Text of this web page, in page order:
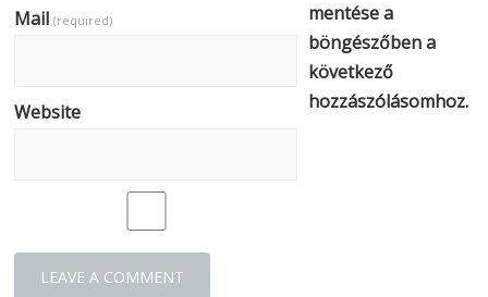
Mail(required)
Website
mentése a
böngészőben a
következő
hozzászólásomhoz.